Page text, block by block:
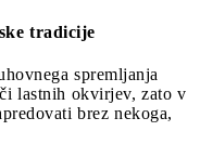
tradicije
spremljanja
lastnih okvirjev, zato v
brez nekoga,